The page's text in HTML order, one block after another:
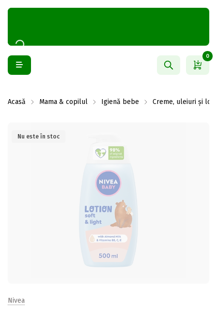
0
Acasă Mama & copilul Igienă bebe Creme, uleiuri și
Nu este în stoc
Nivea